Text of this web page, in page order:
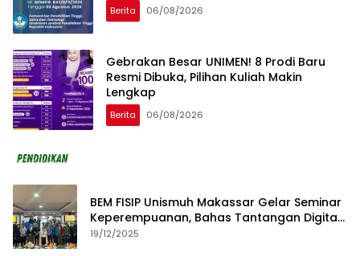
Berita 06/08/2026
Gebrakan Besar UNIMEN! 8 Prodi Baru
Resmi Dibuka, Pilihan Kuliah Makin
Lengkap
Berita 06/08/2026
BEM FISIP Unismuh Makassar Gelar Seminar
Keperempuanan, Bahas Tantangan Digital
dan Budaya Lokal
19/12/2025